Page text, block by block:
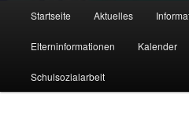
Startseite Aktuelles
Elterninformationen Kalender
Schulsozialarbeit